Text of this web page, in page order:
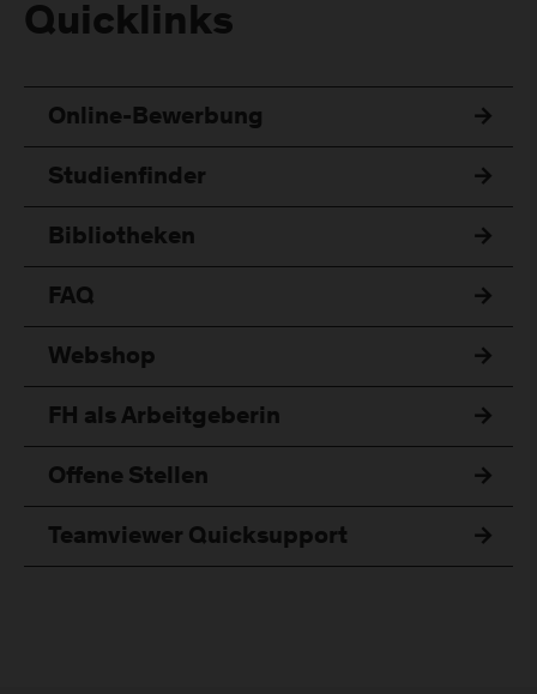
Quicklinks
Online-Bewerbung
Studienfinder
Bibliotheken
FAQ
Webshop
FH als Arbeitgeberin
Offene Stellen
Teamviewer Quicksupport